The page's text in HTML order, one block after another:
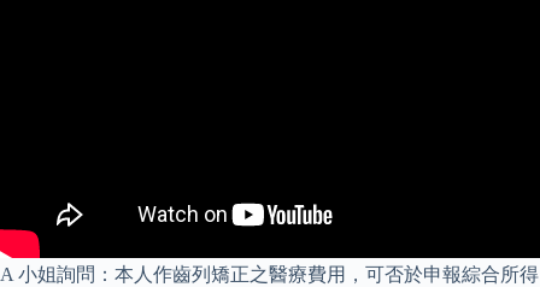
A 小姐詢問：本人作齒列矯正之醫療費用，可否於申報綜合所得